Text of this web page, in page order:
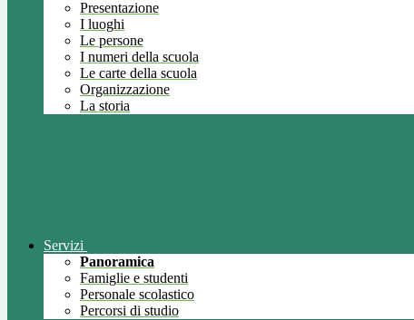
Presentazione
I luoghi
Le persone
I numeri della scuola
Le carte della scuola
Organizzazione
La storia
Servizi
Panoramica
Famiglie e studenti
Personale scolastico
Percorsi di studio